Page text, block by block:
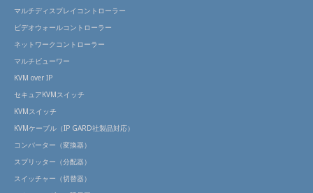
マルチディスプレイコントローラー
ビデオウォールコントローラー
ネットワークコントローラー
マルチビューワー
KVM over IP
セキュアKVMスイッチ
KVMスイッチ
KVMケーブル（IP GARD社製品対応）
コンバーター（変換器）
スプリッター（分配器）
スイッチャー（切替器）